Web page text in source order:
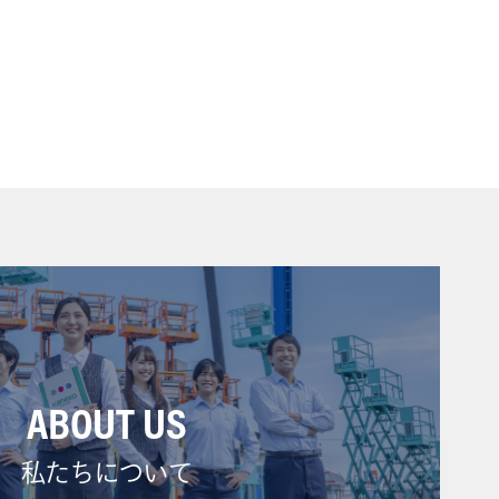
ABOUT US
私たちについて